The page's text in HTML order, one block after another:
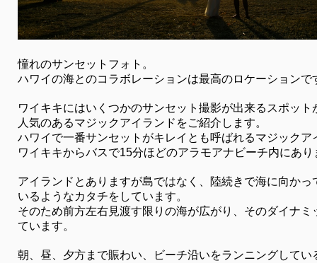
憧れのサンセットフォト。
ハワイの海とのコラボレーションは最高のロケーションで
ワイキキにはいくつかのサンセット撮影が出来るスポット
人気のあるマジックアイランドをご紹介します。
ハワイで一番サンセットがキレイとも呼ばれるマジックア
ワイキキからバスで15分ほどのアラモアナビーチ内にあり
アイランドとありますが島ではなく、陸続きで海に向かっ
いるようなカタチをしています。
そのため前方左右見渡す限りの海が広がり、そのダイナミ
ています。
朝、昼、夕方まで賑わい、ビーチ沿いをランニングしてい